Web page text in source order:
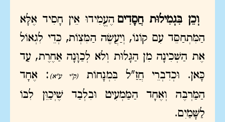
וְכֵן בִּגְמִילוּת חֲסָדִיםהֶעֱמִידוּ אֵין חָסִיד אֶלָּא
הַמִּתְחַסֵּד עִם קוֹנוֹ, וְיַעֲשֶׂה הַמִּצְוֹת, כְּדֵי לִגְאוֹל
אֶת הַשְּׁכִינָה מִן הַגָּלוּת וְלֹא לְכַוָּנָה אַחֶרֶת, עַד
כָּאן. וּכְדִבְרֵי חֲזַ"ל בִּמְנָחוֹת
(ק"י ע"א) : אֶחָד
הַמַּרְבֶּה וְאֶחָד הַמַּמְעִיט וּבִלְבַד שֶׁיְּכַוֵּן לִבּוֹ
לַשָּׁמַיִם.